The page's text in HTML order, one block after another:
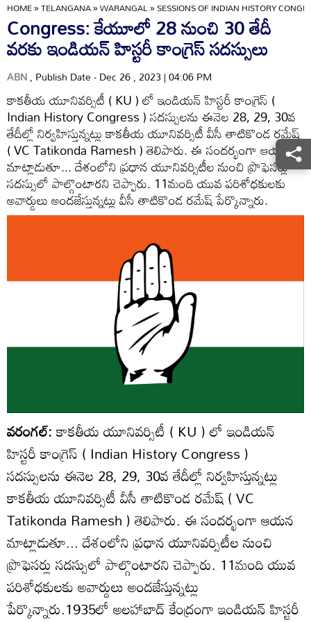
HOME»TELANGANA»WARANGAL»SESSIONS OF INDIAN HISTORY
Congress: కేయూలో 28 నుంచి 30 తేదీ
వరకు ఇండియన్ హిస్టరీ కాంగ్రెస్ సదస్సులు
ABN, Publish Date - Dec 26 , 2023 | 04:06 PM
కాకతీయ యూనివర్సిటీ ( KU ) లో ఇండియన్ హిస్టరీ కాంగ్రెస్ (
Indian History Congress ) సదస్సులను ఈనెల 28, 29, 30వ
తేదీల్లో నిర్వహిస్తున్నట్లు కాకతీయ యూనివర్సిటీ వీసీ తాటికొండ రమేష్
( VC Tatikonda Ramesh ) తెలిపారు. ఈ సందర్భంగా ఆయన
మాట్లాడుతూ... దేశంలోని ప్రధాన యూనివర్సిటీల నుంచి ప్రొఫెసర్లు
సదస్సులో పాల్గొంటారని చెప్పారు. 11మంది యువ పరిశోధకులకు
అవార్డులు అందజేస్తున్నట్లు వీసీ తాటికొండ రమేష్ పేర్కొన్నారు.
వరంగల్:కాకతీయ యూనివర్సిటీ ( KU ) లో ఇండియన్
హిస్టరీ కాంగ్రెస్ ( Indian History Congress )
సదస్సులను ఈనెల 28, 29, 30వ తేదీల్లో నిర్వహిస్తున్నట్లు
కాకతీయ యూనివర్సిటీ వీసీ తాటికొండ రమేష్ ( VC
Tatikonda Ramesh ) తెలిపారు. ఈ సందర్భంగా ఆయన
మాట్లాడుతూ... దేశంలోని ప్రధాన యూనివర్సిటీల నుంచి
ప్రొఫెసర్లు సదస్సులో పాల్గొంటారని చెప్పారు. 11మంది యువ
పరిశోధకులకు అవార్డులు అందజేస్తున్నట్లు
పేర్కొన్నారు.1935లో అలహాబాద్ కేంద్రంగా ఇండియన్ హిస్టరీ